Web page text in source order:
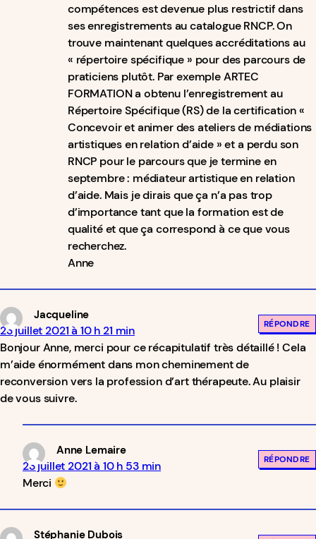
compétences est devenue plus restrictif dans
ses enregistrements au catalogue RNCP. On
trouve maintenant quelques accréditations au
« répertoire spécifique » pour des parcours de
praticiens plutôt. Par exemple ARTEC
FORMATION a obtenu l’enregistrement au
Répertoire Spécifique (RS) de la certification «
Concevoir et animer des ateliers de médiations
artistiques en relation d’aide » et a perdu son
RNCP pour le parcours que je termine en
septembre : médiateur artistique en relation
d’aide. Mais je dirais que ça n’a pas trop
d’importance tant que la formation est de
qualité et que ça correspond à ce que vous
recherchez.
Anne
Jacqueline
23 juillet 2021 à 10 h 21 min
Bonjour Anne, merci pour ce récapitulatif très détaillé ! Cela
m’aide énormément dans mon cheminement de
reconversion vers la profession d’art thérapeute. Au plaisir
de vous suivre.
RÉPONDRE
Anne Lemaire
23 juillet 2021 à 10 h 53 min
Merci
RÉPONDRE
Stéphanie Dubois